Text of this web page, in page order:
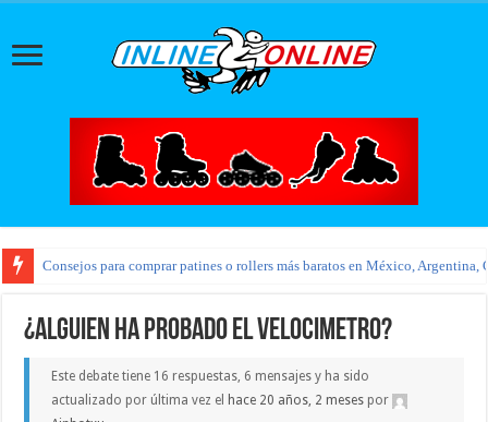
Consejos para comprar patines o rollers más baratos en México, Argentina,
¿ALGUIEN HA PROBADO EL VELOCIMETRO?
Este debate tiene 16 respuestas, 6 mensajes y ha sido
actualizado por última vez el hace 20 años, 2 mesespor